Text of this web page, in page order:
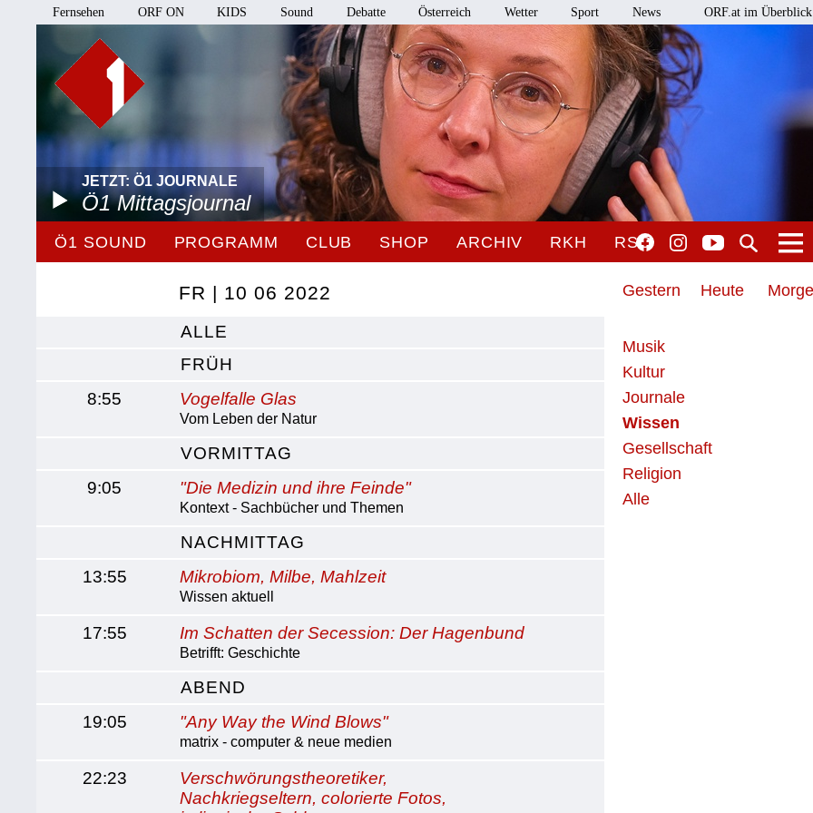
Fernsehen ORF ON KIDS Sound Debatte Österreich Wetter Sport News ORF.at im Überblick
JETZT: Ö1 JOURNALE
Ö1 Mittagsjournal
Ö1 SOUND PROGRAMM CLUB SHOP ARCHIV RKH RSO
Gestern Heute
Musik
Kultur
Journale
Wissen
Gesellschaft
Religion
Alle
FR | 10 06 2022
ALLE
FRÜH
8:55
Vogelfalle Glas
Vom Leben der Natur
VORMITTAG
9:05
"Die Medizin und ihre Feinde"
Kontext - Sachbücher und Themen
NACHMITTAG
13:55
Mikrobiom, Milbe, Mahlzeit
Wissen aktuell
17:55 Im Schatten der Secession: Der Hagenbund
Betrifft: Geschichte
ABEND
19:05
"Any Way the Wind Blows"
matrix - computer & neue medien
22:23
Verschwörungstheoretiker,
Nachkriegseltern, colorierte Fotos,